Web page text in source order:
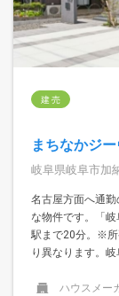
建 売
まちなかジ
岐阜県岐阜市加
名古屋方面へ通
な物件です。「
駅まで20分。※所
り異なります。
ハウスメー